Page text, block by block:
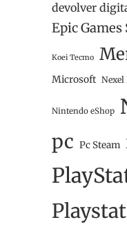
devolver
Epic Games
Koei Tecmo
Microsoft Nexel
Nintendo eShop
pc Pc Steam